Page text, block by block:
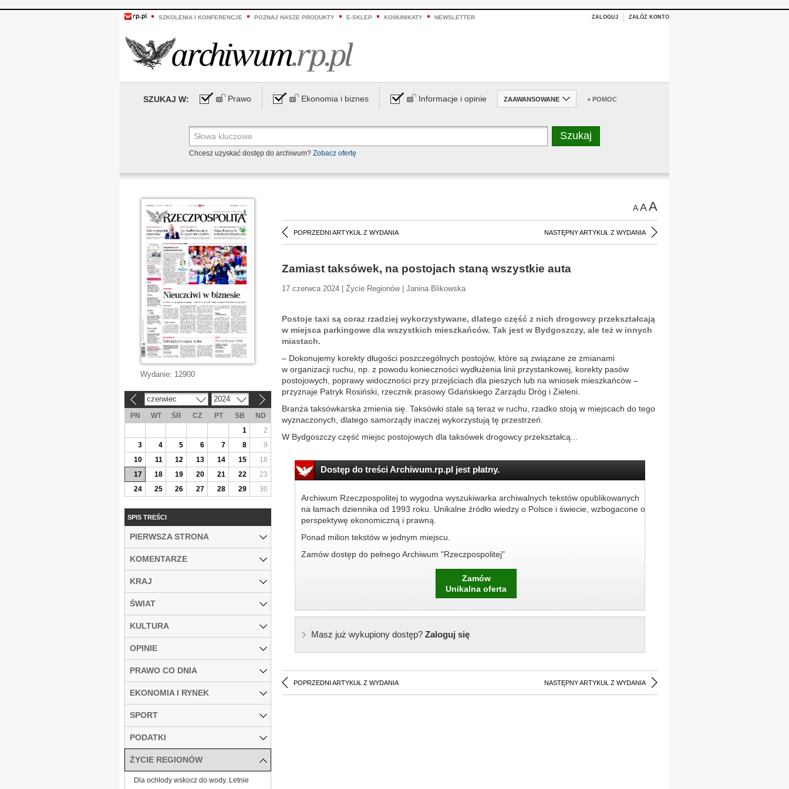
SZKOLENIA I KONFERENCJE POZNAJ NASZE PRODUKTY E-SKLEP KOMUNIKATY NEWSLETTER ZALOGUJ ZAŁÓŻ KONTO
SZUKAJ W: Prawo Ekonomia i biznes Informacje i opinie ZAAWANSOWANE + POMOC
Chcesz uzyskać dostęp do archiwum? Zobacz ofertę
AAA
POPRZEDNI ARTYKUŁ Z WYDANIA NASTĘPNY ARTYKUŁ Z WYDANIA
Zamiast taksówek, na postojach staną wszystkie auta
17 czerwca 2024 | Życie Regionów | Janina Blikowska
Postoje taxi są coraz rzadziej wykorzystywane, dlatego część z nich drogowcy przekształcają
w miejsca parkingowe dla wszystkich mieszkańców. Tak jest w Bydgoszczy, ale też w innych
miastach.
– Dokonujemy korekty długości poszczególnych postojów, które są związane ze zmianami
w organizacji ruchu, np. z powodu konieczności wydłużenia linii przystankowej, korekty pasów
postojowych, poprawy widoczności przy przejściach dla pieszych lub na wniosek mieszkańców –
przyznaje Patryk Rosiński, rzecznik prasowy Gdańskiego Zarządu Dróg i Zieleni.
Branża taksówkarska zmienia się. Taksówki stale są teraz w ruchu, rzadko stoją w miejscach do tego
wyznaczonych, dlatego samorządy inaczej wykorzystują tę przestrzeń.
W Bydgoszczy część miejsc postojowych dla taksówek drogowcy przekształcą...
Dostęp do treści Archiwum.rp.pl jest płatny.
Archiwum Rzeczpospolitej to wygodna wyszukiwarka archiwalnych tekstów opublikowanych
na łamach dziennika od 1993 roku. Unikalne źródło wiedzy o Polsce i świecie, wzbogacone o
perspektywę ekonomiczną i prawną.
Ponad milion tekstów w jednym miejscu.
Zamów dostęp do pełnego Archiwum "Rzeczpospolitej"
Zamów
Unikalna oferta
Masz już wykupiony dostęp?Zaloguj się
POPRZEDNI ARTYKUŁ Z WYDANIA NASTĘPNY ARTYKUŁ Z WYDANIA
Wydanie: 12900
czerwiec 2024
PN WT ŚR CZ PT SB
ND
1
2
3
4 5 6 7 8
9
10
11 12 13 14 15
16
17
18 19 20 21 22
23
24
25 26 27 28 29 30
SPIS TREŚCI
PIERWSZA STRONA
KOMENTARZE
KRAJ
ŚWIAT
KULTURA
OPINIE
PRAWO CO DNIA
EKONOMIA I RYNEK
SPORT
PODATKI
ŻYCIE REGIONÓW
Dla ochłody wskocz do wody. Letnie